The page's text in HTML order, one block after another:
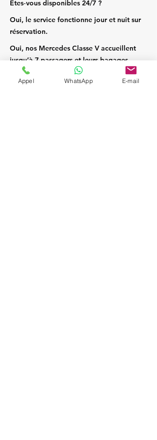
Êtes‑vous disponibles 24/7 ?
Oui, le service fonctionne jour et nuit sur
réservation.
Oui, nos Mercedes Classe V accueillent
jusqu’à 7 passagers et leurs bagages.
Appel WhatsApp E-mail